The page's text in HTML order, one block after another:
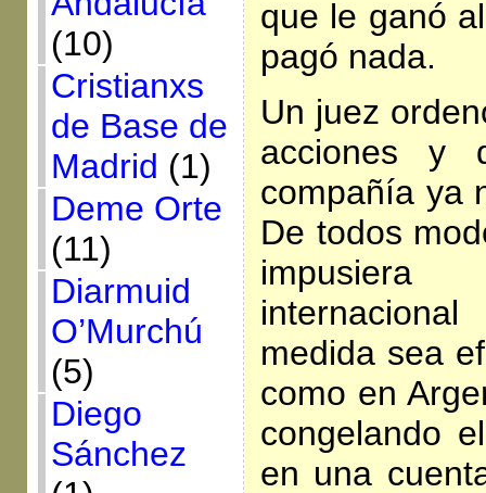
(10)
Cristianxs
de Base de
Madrid (1)
Deme Orte
(11)
Diarmuid
O’Murchú
(5)
Diego
Sánchez
que le ganó
pagó nada.
Un juez
acciones y
compañía ya
De todos
impusiera
medida sea
como en
congelando
en una